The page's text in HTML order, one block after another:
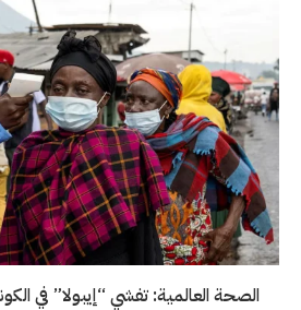
الصحة العالمية: تفشي “إيبولا” في